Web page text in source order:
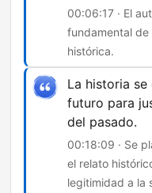
00:06:17 · El
fundamental de
histórica.
La historia
futuro para
del pasado.
00:18:09 · Se
el relato
legitimidad a la